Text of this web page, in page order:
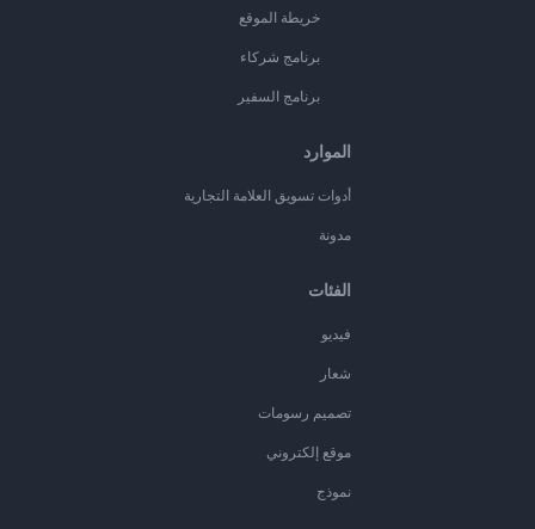
خريطة الموقع
برنامج شركاء
برنامج السفير
الموارد
أدوات تسويق العلامة التجارية
مدونة
الفئات
فيديو
شعار
تصميم رسومات
موقع إلكتروني
نموذج